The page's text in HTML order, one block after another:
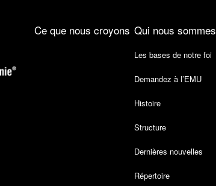
Ce que nous croyons Qui nous sommes
Les bases de notre foi
Demandez à l’EMU
Histoire
Structure
Dernières nouvelles
Répertoire